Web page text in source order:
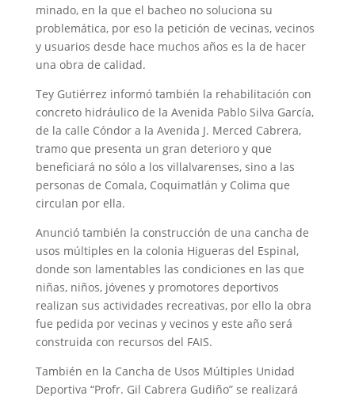
minado, en la que el bacheo no soluciona su
problemática, por eso la petición de vecinas, vecinos
y usuarios desde hace muchos años es la de hacer
una obra de calidad.
Tey Gutiérrez informó también la rehabilitación con
concreto hidráulico de la Avenida Pablo Silva García,
de la calle Cóndor a la Avenida J. Merced Cabrera,
tramo que presenta un gran deterioro y que
beneficiará no sólo a los villalvarenses, sino a las
personas de Comala, Coquimatlán y Colima que
circulan por ella.
Anunció también la construcción de una cancha de
usos múltiples en la colonia Higueras del Espinal,
donde son lamentables las condiciones en las que
niñas, niños, jóvenes y promotores deportivos
realizan sus actividades recreativas, por ello la obra
fue pedida por vecinas y vecinos y este año será
construida con recursos del FAIS.
También en la Cancha de Usos Múltiples Unidad
Deportiva “Profr. Gil Cabrera Gudiño” se realizará